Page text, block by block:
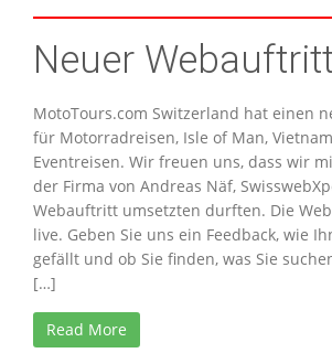
Neuer Webauftritt
MotoTours.com Switzerland hat einen
für Motorradreisen, Isle of Man,
Eventreisen. Wir freuen uns, dass wir
der Firma von Andreas Näf,
Webauftritt umsetzten durften. Die
live. Geben Sie uns ein Feedback, wie
gefällt und ob Sie finden, was Sie
[…]
Read More